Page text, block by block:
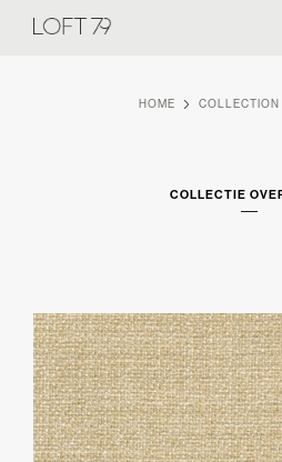
HOME COLLECTION
COLLECTIE